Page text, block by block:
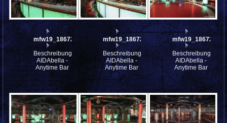
mfw19_186726
Beschreibung:
AIDAbella -
Anytime Bar
mfw19_186725
Beschreibung:
AIDAbella -
Anytime Bar
mfw19_186724
Beschreibung:
AIDAbella -
Anytime Bar